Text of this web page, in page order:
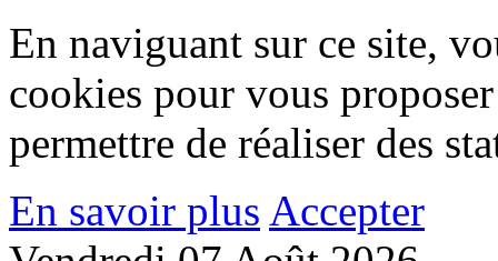
En naviguant sur ce site,
cookies pour vous
permettre de réaliser des
En savoir plus Accepter